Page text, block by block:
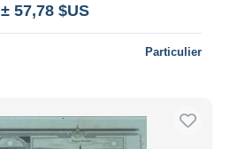
± 57,78 $US
Particulier